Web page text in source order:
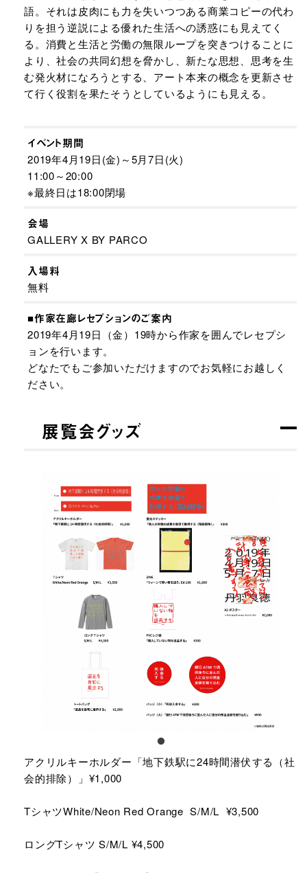
語。それは皮肉にも力を失いつつある商業コピーの代わ
りを担う逆説による優れた生活への誘惑にも見えてく
る。消費と生活と労働の無限ループを突きつけることに
より、社会の共同幻想を脅かし、新たな思想、思考を生
む発火材になろうとする、アート本来の概念を更新させ
て行く役割を果たそうとしているようにも見える。
イベント期間
2019年4月19日(金)～5月7日(火)
11:00～20:00
※最終日は18:00閉場
会場
GALLERY X BY PARCO
入場料
無料
■作家在廊レセプションのご案内
2019年4月19日（金）19時から作家を囲んでレセプシ
ョンを行います。
どなたでもご参加いただけますのでお気軽にお越しく
ださい。
展覧会グッズ
アクリルキーホルダー「地下鉄駅に24時間潜伏する（社
会的排除）」¥1,000
TシャツWhite/Neon Red Orange S/M/L ¥3,500
ロングTシャツ S/M/L ¥4,500